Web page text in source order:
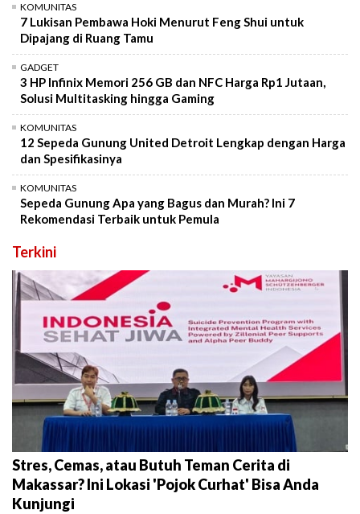
KOMUNITAS
7 Lukisan Pembawa Hoki Menurut Feng Shui untuk
Dipajang di Ruang Tamu
GADGET
3 HP Infinix Memori 256 GB dan NFC Harga Rp1 Jutaan,
Solusi Multitasking hingga Gaming
KOMUNITAS
12 Sepeda Gunung United Detroit Lengkap dengan Harga
dan Spesifikasinya
KOMUNITAS
Sepeda Gunung Apa yang Bagus dan Murah? Ini 7
Rekomendasi Terbaik untuk Pemula
Terkini
Stres, Cemas, atau Butuh Teman Cerita di
Makassar? Ini Lokasi 'Pojok Curhat' Bisa Anda
Kunjungi